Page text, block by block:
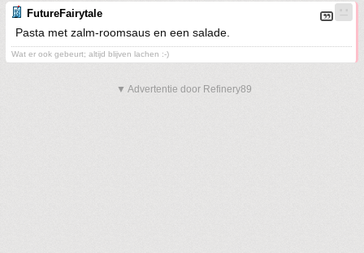
FutureFairytale
Pasta met zalm-roomsaus en een salade.
Wat er ook gebeurt; altijd blijven lachen :-)
▼ Advertentie door Refinery89